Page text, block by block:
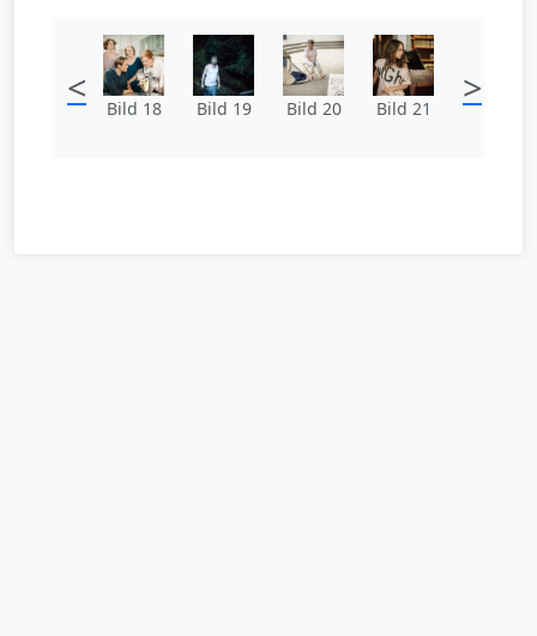
< Bild 18 Bild 19 Bild 20 Bild 21 >